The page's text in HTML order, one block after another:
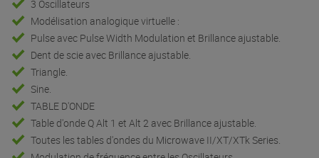
Modélisation analogique virtuelle :
Pulse avec Pulse Width Modulation et Brillance ajustable.
Dent de scie avec Brillance ajustable.
Triangle.
Sine.
TABLE D'ONDE
Table d'onde Q Alt 1 et Alt 2 avec Brillance ajustable.
Toutes les tables d'ondes du Microwave II/XT/XTk Series.
Modulation de fréquence entre les Oscillateurs.